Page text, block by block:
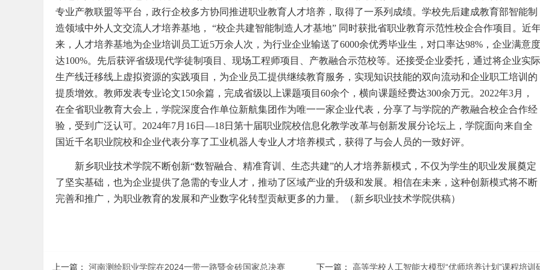
专业产教联盟等平台，政行企校多方协同推进职业教育人才培养，取得了一系列成绩。学校先后建成教育部智能制
造领域中外人文交流人才培养基地， “校企共建智能制造人才基地” 同时获批省职业教育示范性校企合作项目。近
来，人才培养基地为企业培训员工近5万余人次，为行业企业输送了6000余优秀毕业生，对口率达98%，企业满意度
达100%。先后获评省级现代学徒制项目、现场工程师项目、产教融合示范校等。还接受企业委托，通过将企业实际
生产线迁移线上虚拟资源的实践项目，为企业员工提供继续教育服务，实现知识技能的双向流动和企业职工培训的
提质增效。教师发表专业论文150余篇，完成省级以上课题项目60余个，横向课题经费达300余万元。2022年3月，
在全省职业教育大会上，学院深度合作单位新航集团作为唯一一家企业代表，分享了与学院的产教融合校企合作经
验，受到广泛认可。2024年7月16日—18日第十届职业院校信息化教学改革与创新发展分论坛上，学院面向来自全
国近千名职业院校和企业代表分享了工业机器人专业人才培养模式，获得了与会人员的一致好评。
新乡职业技术学院不断创新“数智融合、精准育训、生态共建”的人才培养新模式，不仅为学生的职业发展奠定
了坚实基础，也为企业提供了急需的专业人才，推动了区域产业的升级和发展。相信在未来，这种创新模式将不断
完善和推广，为职业教育的发展和产业数字化转型贡献更多的力量。（新乡职业技术学院供稿）
上一篇： 河南测绘职业学院在2024一带一路暨金砖国家总决赛 下一篇： 高等学校人工智能大模型“优师培养计划”课程培训